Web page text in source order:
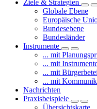
Ziele & Strategien
Globale Ebene
Europäische
Bundesebene
Bundesländer
Instrumente
... mit
... mit
... mit
... mit
Nachrichten
Praxisbeispiele
Übersichtskarte